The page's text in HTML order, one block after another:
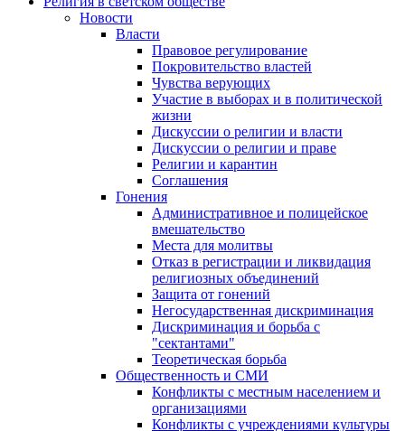
Новости
Власти
Правовое регулирование
Покровительство властей
Чувства верующих
Участие в выборах и в политической
жизни
Дискуссии о религии и власти
Дискуссии о религии и праве
Религии и карантин
Соглашения
Гонения
Административное и полицейское
вмешательство
Места для молитвы
Отказ в регистрации и ликвидация
религиозных объединений
Защита от гонений
Негосударственная дискриминация
Дискриминация и борьба с
"сектантами"
Теоретическая борьба
Общественность и СМИ
Конфликты с местным населением и
организациями
Конфликты с учреждениями культуры